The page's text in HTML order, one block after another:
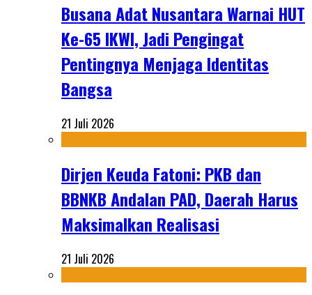
Busana Adat Nusantara Warnai HUT
Ke-65 IKWI, Jadi Pengingat
Pentingnya Menjaga Identitas
Bangsa
21 Juli 2026
Dirjen Keuda Fatoni: PKB dan
BBNKB Andalan PAD, Daerah Harus
Maksimalkan Realisasi
21 Juli 2026